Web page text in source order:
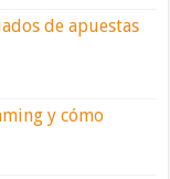
de apuestas
y cómo